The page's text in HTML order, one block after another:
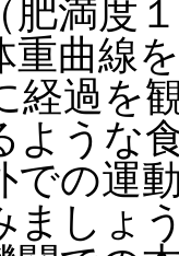
肥満度
重曲線
経過を
ような
での運
ましょ